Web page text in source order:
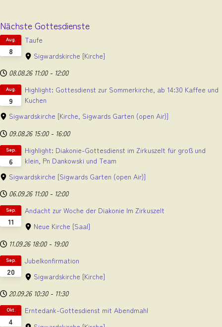
Nächste Gottesdienste
8
Aug.
Taufe
Sigwardskirche [Kirche]
08.08.26 11:00 - 12:00
9
Aug.
Highlight: Gottesdienst zur Sommerkirche, ab 14:30 Kaffee und
Kuchen
Sigwardskirche [Kirche, Sigwards Garten (open Air)]
09.08.26 15:00 - 16:00
6
Sep.
Highlight: Diakonie-Gottesdienst im Zirkuszelt für groß und
klein, Pn Dankowski und Team
Sigwardskirche [Sigwards Garten (open Air)]
06.09.26 11:00 - 12:00
11
Sep.
Andacht zur Woche der Diakonie Im Zirkuszelt
Neue Kirche [Saal]
11.09.26 18:00 - 19:00
20
Sep.
Jubelkonfirmation
Sigwardskirche [Kirche]
20.09.26 10:30 - 11:30
4
Okt.
Erntedank-Gottesdienst mit Abendmahl